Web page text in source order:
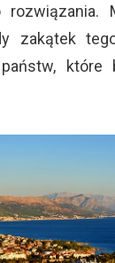
rozwiązania.
zakątek
które